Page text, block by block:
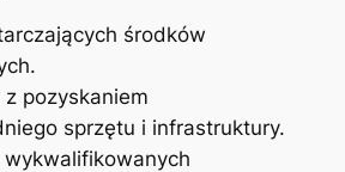
środków
z pozyskaniem
sprzętu i infrastruktury.